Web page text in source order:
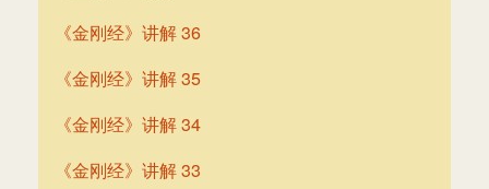
《金刚经》讲解 36
《金刚经》讲解 35
《金刚经》讲解 34
《金刚经》讲解 33